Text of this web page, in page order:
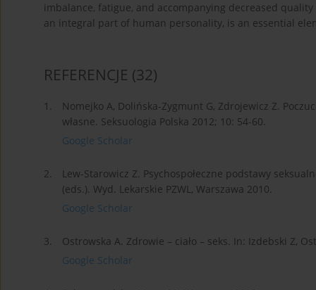
imbalance, fatigue, and accompanying decreased
an integral part of human personality, is an essential
REFERENCJE (32)
1.
Nomejko A, Dolińska-Zygmunt G, Zdrojewicz Z.
własne. Seksuologia Polska 2012; 10: 54-60.
Google Scholar
2.
Lew-Starowicz Z. Psychospołeczne podstawy
(eds.). Wyd. Lekarskie PZWL, Warszawa 2010.
Google Scholar
3.
Ostrowska A. Zdrowie – ciało – seks. In: Izdebski Z,
Google Scholar